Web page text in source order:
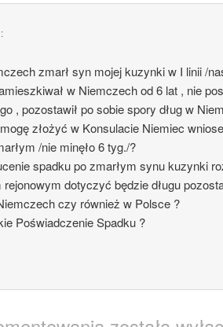
:
zmarł syn mojej kuzynki w I linii /
w Niemczech od 6 lat , nie
, pozostawił po sobie spory dług w
złożyć w Konsulacie Niemiec
/nie minęło 6 tyg./?
spadku po zmarłym synu kuzynki
dotyczyć będzie długu
czy również w Polsce ?
Poświadczenie Spadku ?